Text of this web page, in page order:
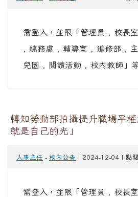
需登入，並限「管理員 , 校長
, 總務處 , 輔導室 , 進修部 ,
兒園 , 閱讀活動 , 校內教師」
轉知勞動部拍攝提升職場平
就是自己的光」
人事主任 - 校內公告 | 2024-12-04 | 點
需登入，並限「管理員 , 校長